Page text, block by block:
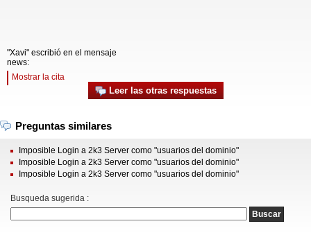
"Xavi" escribió en el mensaje
news:
Mostrar la cita
Leer las otras respuestas
Preguntas similares
Imposible Login a 2k3 Server como "usuarios del dominio"
Imposible Login a 2k3 Server como "usuarios del dominio"
Imposible Login a 2k3 Server como "usuarios del dominio"
Busqueda sugerida :